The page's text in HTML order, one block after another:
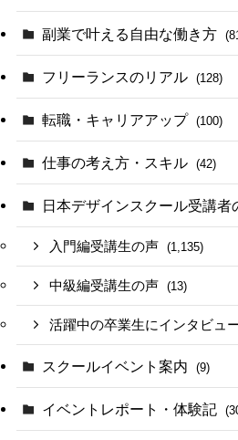
副業で叶える自由な働き方
フリーランスのリアル (128)
転職・キャリアアップ (100)
仕事の考え方・スキル (42)
日本デザインスクール受講者
入門編受講生の声 (1,135)
中級編受講生の声 (13)
活躍中の卒業生にインタビュ
スクールイベント案内 (9)
イベントレポート・体験記